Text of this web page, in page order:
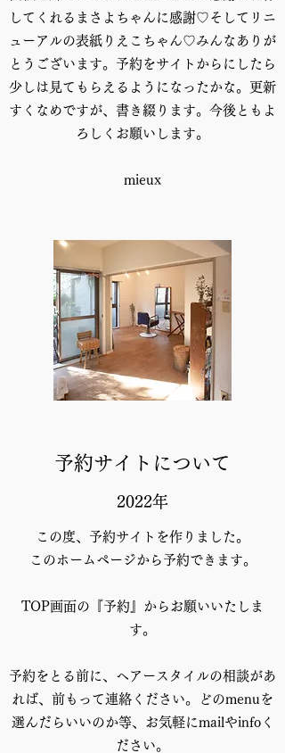
してくれるまさよちゃんに感謝♡そしてリニ
ューアルの表紙りえこちゃん♡みんなありが
とうございます。予約をサイトからにしたら
少しは見てもらえるようになったかな。更新
すくなめですが、書き綴ります。今後ともよ
ろしくお願いします。
mieux
​​予約サイトについて
2022年
この度、予約サイトを作りました。
このホームページから予約できます。
TOP画面の『予約』からお願いいたしま
す。
予約をとる前に、ヘアースタイルの相談があ
れば、前もって連絡ください。どのmenuを
選んだらいいのか等、お気軽にmailやinfoく
ださい。